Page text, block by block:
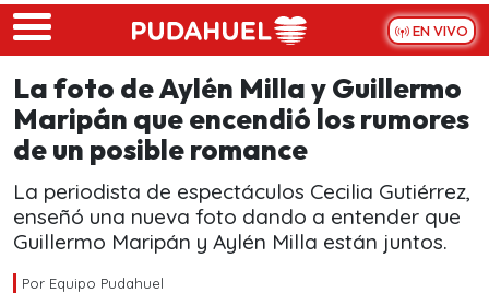
Skip to main content
EN VIVO
La foto de Aylén Milla y Guillermo
Maripán que encendió los rumores
de un posible romance
La periodista de espectáculos Cecilia Gutiérrez,
enseñó una nueva foto dando a entender que
Guillermo Maripán y Aylén Milla están juntos.
Por Equipo Pudahuel